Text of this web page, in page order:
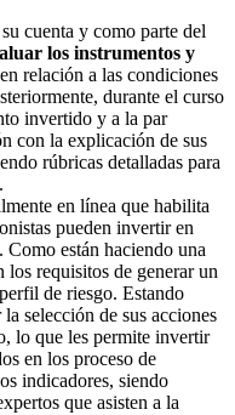
cuenta y como parte del
los instrumentos y
en relación a las condiciones
durante el curso
invertido y a la par
con la explicación de sus
rúbricas detalladas para
en línea que habilita
pueden invertir en
Como están haciendo una
requisitos de generar un
de riesgo. Estando
selección de sus acciones
lo que les permite invertir
en los proceso de
indicadores, siendo
que asisten a la